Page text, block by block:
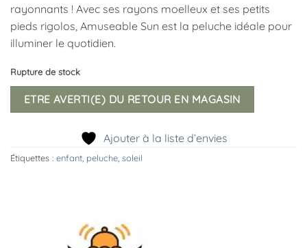
rayonnants ! Avec ses rayons moelleux et ses petits
pieds rigolos, Amuseable Sun est la peluche idéale pour
illuminer le quotidien.
Rupture de stock
ETRE AVERTI(E) DU RETOUR EN MAGASIN
Ajouter à la liste d’envies
Étiquettes : enfant peluche soleil